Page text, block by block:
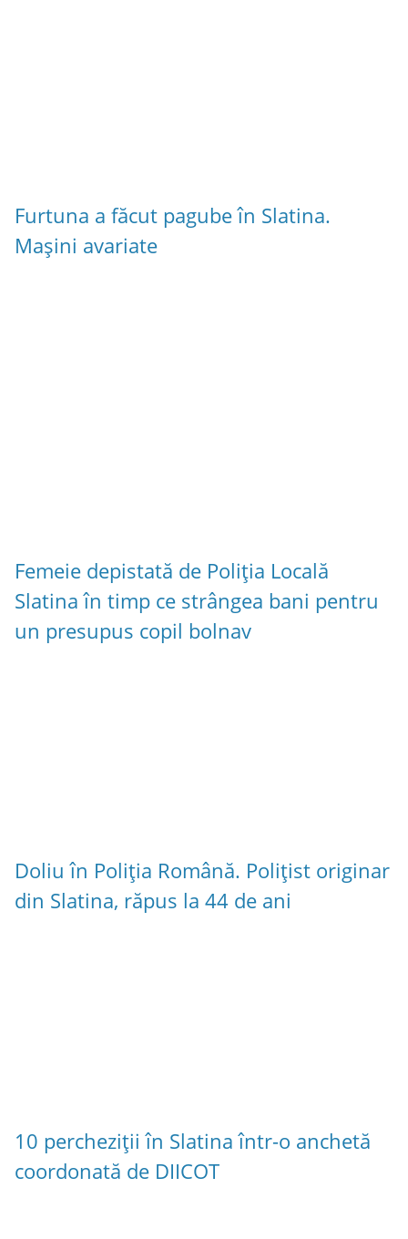
Furtuna a făcut pagube în Slatina.
Mașini avariate
Femeie depistată de Poliția Locală
Slatina în timp ce strângea bani pentru
un presupus copil bolnav
Doliu în Poliția Română. Polițist originar
din Slatina, răpus la 44 de ani
10 percheziții în Slatina într-o anchetă
coordonată de DIICOT